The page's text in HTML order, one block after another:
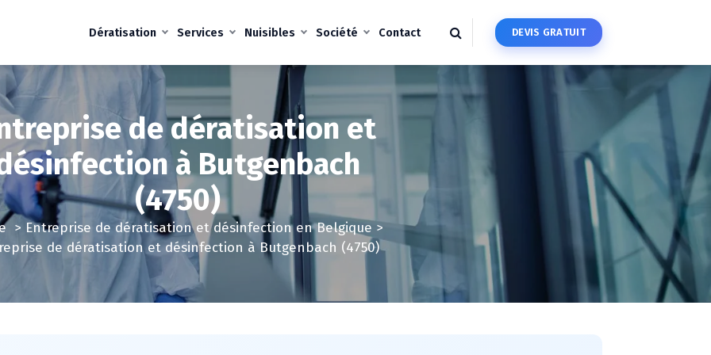
Dératisation Services Nuisibles Société Contact DEVIS GRATUIT
de dératisation et
à Butgenbach
(4750)
> Entreprise de dératisation et désinfection en Belgique >
de dératisation et désinfection à Butgenbach (4750)